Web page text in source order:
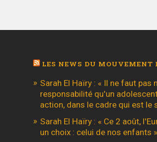
LES NEWS DU MOUVEMENT
Sarah El Haïry : « Il ne faut pas
responsabilité qu'un
action, dans le cadre qui est le
Sarah El Haïry : « Ce 2 août,
un choix : celui de nos enfants »